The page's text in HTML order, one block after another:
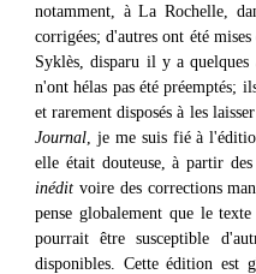
notamment, à La Rochelle,
corrigées; d'autres ont été
Syklès, disparu il y a
n'ont hélas pas été préemptés;
et rarement disposés à les
Journal , je me suis fié à
elle était douteuse, à partir
inédit voire des corrections
pense globalement que le
pourrait être susceptible
disponibles. Cette édition est